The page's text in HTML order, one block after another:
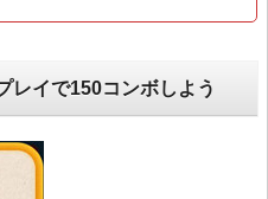
レイで150コンボしよう